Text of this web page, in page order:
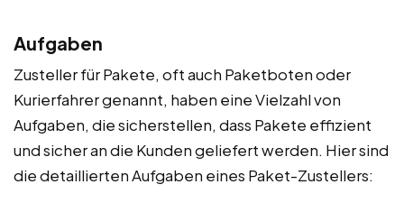
Aufgaben
Zusteller für Pakete, oft auch Paketboten oder
Kurierfahrer genannt, haben eine Vielzahl von
Aufgaben, die sicherstellen, dass Pakete effizient
und sicher an die Kunden geliefert werden. Hier sind
die detaillierten Aufgaben eines Paket-Zustellers: